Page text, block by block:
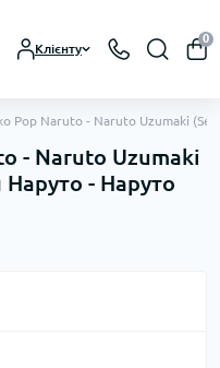
Клієнту
0
Pop Naruto - Naruto Uzumaki
- Naruto Uzumaki
- Наруто